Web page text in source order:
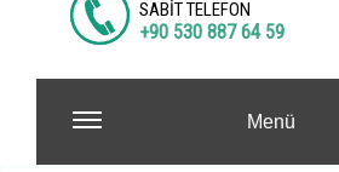
SABİT TELEFON
+90 530 887 64 59
Menü